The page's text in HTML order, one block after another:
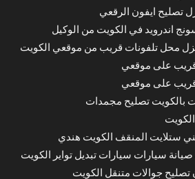
تصليح ايفون الرقعي
اندرويد في الكويت من الوكيل
محل تلفونات قريب من موقعي الكويت
قريب على موقعي
قريب على موقعي
بالكويت تصليح مجمدات
ستلايت المنقف الكويت هندي
سيارات سيارات تبديل تواير الكويت
جوالات متنقل الكويت